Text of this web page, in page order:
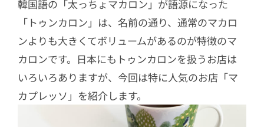
韓国語の「太っちょマカロン」が語源になった
「トゥンカロン」は、名前の通り、通常のマカロ
ンよりも大きくてボリュームがあるのが特徴のマ
カロンです。日本にもトゥンカロンを扱うお店は
いろいろありますが、今回は特に人気のお店「マ
カプレッソ」を紹介します。